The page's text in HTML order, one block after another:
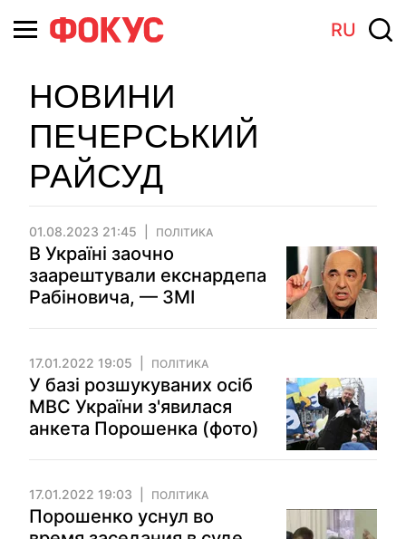
RU
НОВИНИ
ПЕЧЕРСЬКИЙ
РАЙСУД
01.08.2023 21:45 ПОЛІТИКА
В Україні заочно
заарештували екснардепа
Рабіновича, — ЗМІ
17.01.2022 19:05 ПОЛІТИКА
У базі розшукуваних осіб
МВС України з'явилася
анкета Порошенка (фото)
17.01.2022 19:03 ПОЛІТИКА
Порошенко уснул во